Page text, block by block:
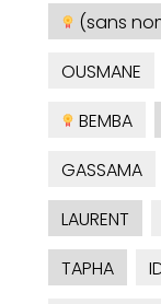
(sans
OUSMANE
BEMBA
GASSAMA
LAURENT
TAPHA